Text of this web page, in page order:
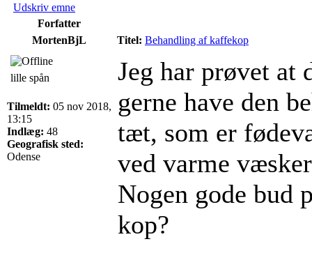
Udskriv emne
Forfatter
MortenBjL
Titel: Behandling af kaffekop
lille spån
Tilmeldt: 05 nov 2018,
13:15
Indlæg: 48
Geografisk sted:
Odense
Jeg har prøvet at
gerne have den
tæt, som er
ved varme
Nogen gode bud
kop?